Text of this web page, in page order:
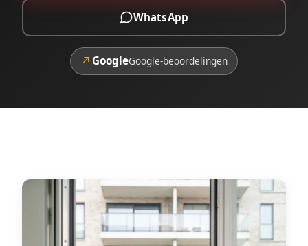
WhatsApp
↗ GoogleGoogle-beoordelingen